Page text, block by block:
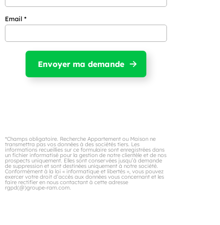
Email *
*Champs obligatoire. Recherche Appartement ou Maison ne
transmettra pas vos données à des sociétés tiers. Les
informations recueillies sur ce formulaire sont enregistrées dans
un fichier informatisé pour la gestion de notre clientèle et de nos
prospects uniquement. Elles sont conservées jusqu’à demande
de suppression et sont destinées uniquement à notre société.
Conformément à la loi « informatique et libertés », vous pouvez
exercer votre droit d’accès aux données vous concernant et les
faire rectifier en nous contactant à cette adresse
rgpd(@)groupe-ram.com.